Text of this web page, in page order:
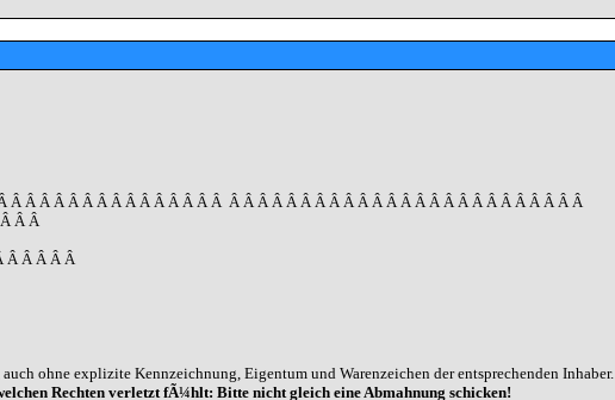
Â Â Â Â Â Â Â Â Â Â Â Â Â Â Â Â Â Â Â Â Â Â Â Â Â Â Â Â Â Â Â Â Â Â Â Â Â Â Â Â
Â Â
Â Â Â Â Â
ohne explizite Kennzeichnung, Eigentum und Warenzeichen der entsprechenden Inhaber.
Rechten verletzt fÃ¼hlt: Bitte nicht gleich eine Abmahnung schicken!